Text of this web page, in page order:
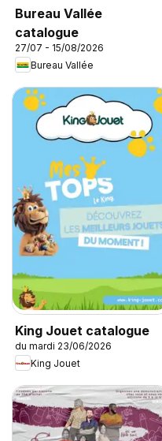
Bureau Vallée
catalogue
27/07 - 15/08/2026
Bureau Vallée
King Jouet catalogue
du mardi 23/06/2026
King Jouet